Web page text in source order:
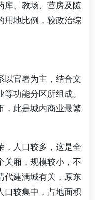
库、教场、营房及随
用地比例，较政治综
以官署为主，结合文
功能分区所组成。
，此是城内商业最繁
，人口较多，这是全
关厢，规模较小，不
代建满城有关，原东
口较集中，占地面积